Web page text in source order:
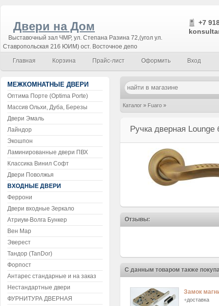
Двери на Дом
Выставочный зал ЧМР, ул. Степана Разина 72,(угол ул.
Ставропольская 216 ЮИМ) ост. Восточное депо
+7
Главная Корзина Прайс-лист Оформить Вход
Каталог » Fuaro »
Ручка дверная Lounge
Отзывы:
С данным товаром также
Замок
+доставка
МЕЖКОМНАТНЫЕ ДВЕРИ
Оптима Порте (Optima Porte)
Массив Ольхи, Дуба, Березы
Двери Эмаль
Лайндор
Экошпон
Ламинированные двери ПВХ
Классика Винил Софт
Двери Поволжья
ВХОДНЫЕ ДВЕРИ
Феррони
Двери входные Зеркало
Атриум-Волга Бункер
Вен Мар
Эверест
Тандор (TanDor)
Форпост
Антарес стандарные и на заказ
Нестандартные двери
ФУРНИТУРА ДВЕРНАЯ